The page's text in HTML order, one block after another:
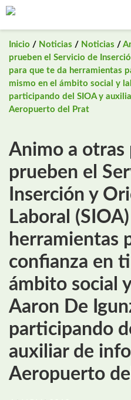
Saltar
Inicio / Noticias / Noticias /
prueben el Servicio de
para que te da herramientas
mismo en el ámbito social y
participando del SIOA y
Aeropuerto del Prat
Animo a otras
prueben el
Inserción y
Laboral
herramientas
confianza en
ámbito social
Aaron De
participando
auxiliar de
Aeropuerto